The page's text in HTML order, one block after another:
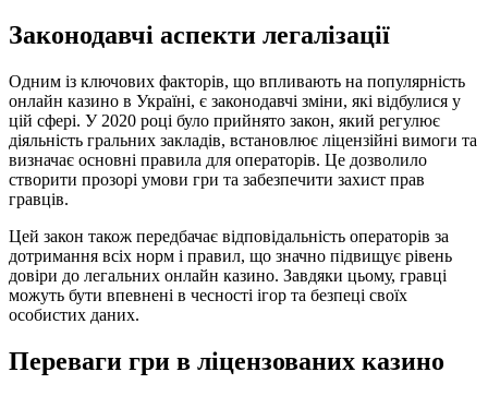
Законодавчі аспекти легалізації
Одним із ключових факторів, що впливають на популярність
онлайн казино в Україні, є законодавчі зміни, які відбулися у
цій сфері. У 2020 році було прийнято закон, який регулює
діяльність гральних закладів, встановлює ліцензійні вимоги та
визначає основні правила для операторів. Це дозволило
створити прозорі умови гри та забезпечити захист прав
гравців.
Цей закон також передбачає відповідальність операторів за
дотримання всіх норм і правил, що значно підвищує рівень
довіри до легальних онлайн казино. Завдяки цьому, гравці
можуть бути впевнені в чесності ігор та безпеці своїх
особистих даних.
Переваги гри в ліцензованих казино